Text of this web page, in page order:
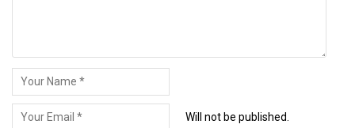
Will not be published.